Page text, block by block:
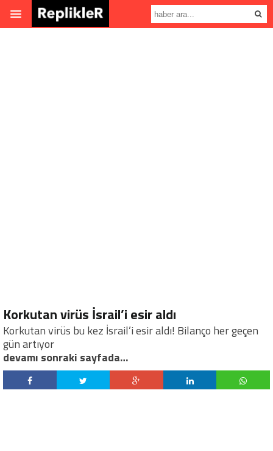
Korkutan virüs İsrail’i esir aldı
Korkutan virüs bu kez İsrail’i esir aldı! Bilanço her geçen
gün artıyor
devamı sonraki sayfada…